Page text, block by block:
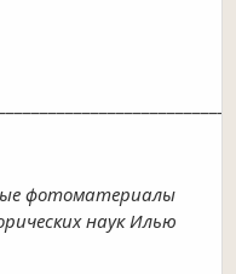
фотоматериалы
наук Илью